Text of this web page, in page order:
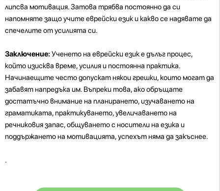
липсва мотивация. Затова трябва постоянно да си
напомняте защо учите еврейски език и какво се надявате да
спечелите от усилията си.
Заключение:Ученето на еврейски език е дълъг процес,
който изисква време, усилия и постоянна практика.
Начинаещите често допускат някои грешки, които могат да
забавят напредъка им. Въпреки това, ако обръщате
достатъчно внимание на планирането, изучаването на
граматиката, практикуването, увеличаването на
речниковия запас, общуването с носители на езика и
поддържането на мотивацията, успехът няма да закъснее.
.